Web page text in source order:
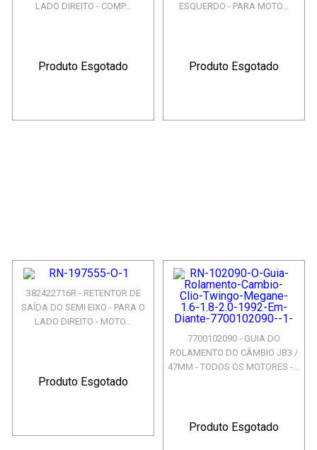
LADO DIREITO - COMP...
Produto Esgotado
ESQUERDO - PARA MOTO...
Produto Esgotado
382422716R - RETENTOR DE
SAÍDA DO SEMI EIXO - PARA O
LADO DIREITO - MOTO...
Produto Esgotado
7700102090 - GUIA DO
ROLAMENTO DO CÂMBIO JB3 /
47MM - TODOS OS MOTORES -...
Produto Esgotado